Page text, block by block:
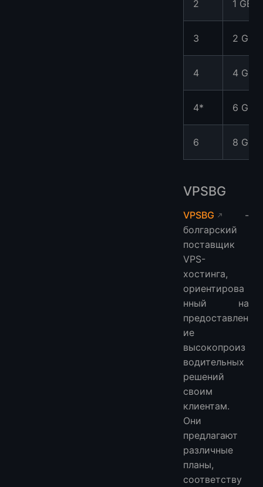
2 1 GB
3 2 GB
4 4 GB
4* 6 GB
6 8 GB
VPSBG
VPSBG
-
болгарский
поставщик
VPS-
хостинга,
ориентирова
нный на
предоставлен
ие
высокопроиз
водительных
решений
своим
клиентам.
Они
предлагают
различные
планы,
соответству